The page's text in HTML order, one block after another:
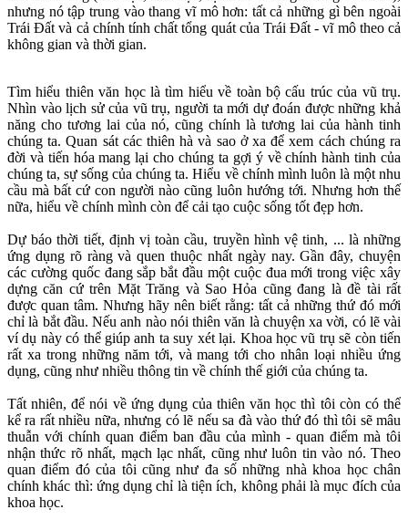
nhưng nó tập trung vào thang vĩ mô hơn: tất cả những gì bên ngoài
Trái Đất và cả chính tính chất tổng quát của Trái Đất - vĩ mô theo cả
không gian và thời gian.
Tìm hiểu thiên văn học là tìm hiểu về toàn bộ cấu trúc của vũ trụ.
Nhìn vào lịch sử của vũ trụ, người ta mới dự đoán được những khả
năng cho tương lai của nó, cũng chính là tương lai của hành tinh
chúng ta. Quan sát các thiên hà và sao ở xa để xem cách chúng ra
đời và tiến hóa mang lại cho chúng ta gợi ý về chính hành tinh của
chúng ta, sự sống của chúng ta. Hiểu về chính mình luôn là một nhu
cầu mà bất cứ con người nào cũng luôn hướng tới. Nhưng hơn thế
nữa, hiểu về chính mình còn để cải tạo cuộc sống tốt đẹp hơn.
Dự báo thời tiết, định vị toàn cầu, truyền hình vệ tinh, ... là những
ứng dụng rõ ràng và quen thuộc nhất ngày nay. Gần đây, chuyện
các cường quốc đang sắp bắt đầu một cuộc đua mới trong việc xây
dựng căn cứ trên Mặt Trăng và Sao Hỏa cũng đang là đề tài rất
được quan tâm. Nhưng hãy nên biết rằng: tất cả những thứ đó mới
chỉ là bắt đầu. Nếu anh nào nói thiên văn là chuyện xa vời, có lẽ vài
ví dụ này có thể giúp anh ta suy xét lại. Khoa học vũ trụ sẽ còn tiến
rất xa trong những năm tới, và mang tới cho nhân loại nhiều ứng
dụng, cũng như nhiều thông tin về chính thế giới của chúng ta.
Tất nhiên, để nói về ứng dụng của thiên văn học thì tôi còn có thể
kể ra rất nhiều nữa, nhưng có lẽ nếu sa đà vào thứ đó thì tôi sẽ mâu
thuẫn với chính quan điểm ban đầu của mình - quan điểm mà tôi
nhận thức rõ nhất, mạch lạc nhất, cũng như luôn tin vào nó. Theo
quan điểm đó của tôi cũng như đa số những nhà khoa học chân
chính khác thì: ứng dụng chỉ là tiện ích, không phải là mục đích của
khoa học.